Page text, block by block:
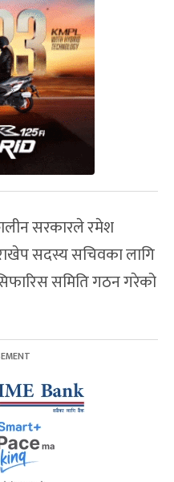
सरकारले रमेश
सदस्य सचिवका लागि
समिति गठन गरेको